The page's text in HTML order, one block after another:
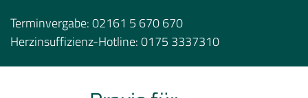
Terminvergabe:02161 5 670 670
Herzinsuffizienz-Hotline:0175 3337310